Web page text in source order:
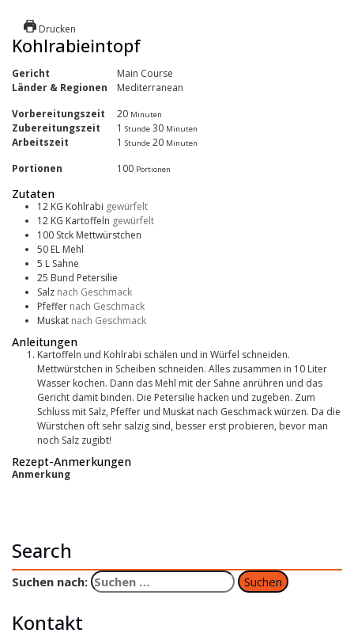
Drucken
Kohlrabieintopf
Gericht
Main Course
Länder & Regionen
Mediterranean
Vorbereitungszeit
20 Minuten
Zubereitungszeit 1 Stunde 30 Minuten
Arbeitszeit 1 Stunde 20 Minuten
Portionen 100 Portionen
Zutaten
12 KG Kohlrabi gewürfelt
12 KG Kartoffeln gewürfelt
100 Stck Mettwürstchen
50 EL Mehl
5 L Sahne
25 Bund Petersilie
Salz nach Geschmack
Pfeffer nach Geschmack
Muskat nach Geschmack
Anleitungen
Kartoffeln und Kohlrabi schälen und in Würfel schneiden.
Mettwürstchen in Scheiben schneiden. Alles zusammen in 10 Liter
Wasser kochen. Dann das Mehl mit der Sahne anrühren und das
Gericht damit binden. Die Petersilie hacken und zugeben. Zum
Schluss mit Salz, Pfeffer und Muskat nach Geschmack würzen. Da die
Würstchen oft sehr salzig sind, besser erst probieren, bevor man
noch Salz zugibt!
Rezept-Anmerkungen
Anmerkung
Search
Suchen nach:
Kontakt